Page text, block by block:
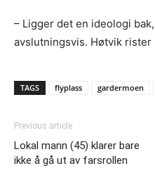
– Ligger det en ideologi
avslutningsvis. Høtvik rister
TAGS flyplass gardermoen
Previous article
Lokal mann (45) klarer bare
ikke å gå ut av farsrollen